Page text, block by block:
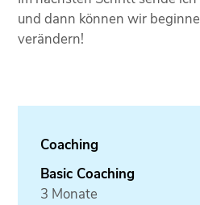
und dann können wir
verändern!
Coaching
Basic Coaching
3 Monate